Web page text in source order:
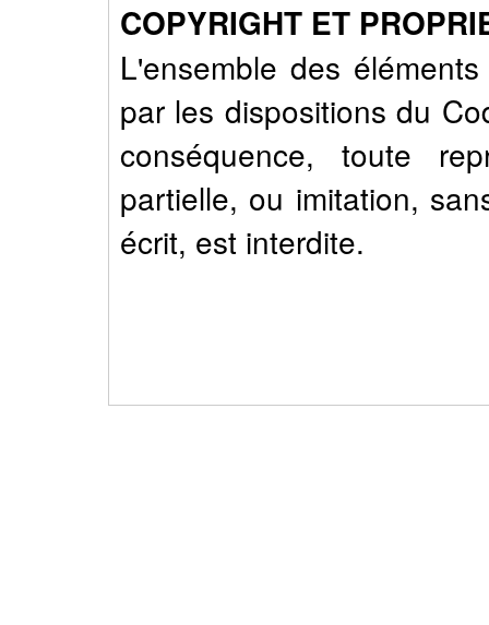
COPYRIGHT ET
L'ensemble des
par les dispositions du
conséquence, toute
partielle, ou imitation,
écrit, est interdite.